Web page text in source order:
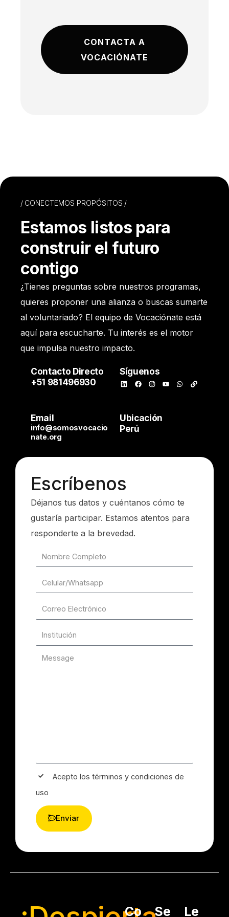
CONTACTA A
VOCACIÓNATE
CONECTEMOS PROPÓSITOS
Estamos listos para
construir el futuro
contigo
¿Tienes preguntas sobre nuestros programas,
quieres proponer una alianza o buscas sumarte
al voluntariado? El equipo de Vocaciónate está
aquí para escucharte. Tu interés es el motor
que impulsa nuestro impacto.
Contacto Directo
+51 981496930
Síguenos
Email
info@somosvocacio
nate.org
Ubicación
Perú
Escríbenos
Déjanos tus datos y cuéntanos cómo te
gustaría participar. Estamos atentos para
responderte a la brevedad.
Acepto los términos y condiciones de
uso
Enviar
Co
Se
Le